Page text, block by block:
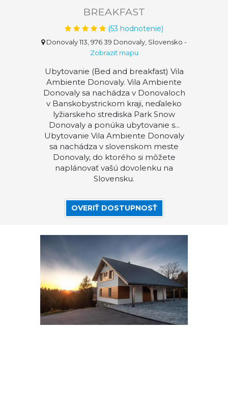
BREAKFAST
(53 hodnotenie)
Donovaly 113, 976 39 Donovaly, Slovensko -
Zobraziť mapu
Ubytovanie (Bed and breakfast) Vila
Ambiente Donovaly. Vila Ambiente
Donovaly sa nachádza v Donovaloch
v Banskobystrickom kraji, neďaleko
lyžiarskeho strediska Park Snow
Donovaly a ponúka ubytovanie s...
Ubytovanie Vila Ambiente Donovaly
sa nachádza v slovenskom meste
Donovaly, do ktorého si môžete
naplánovať vašú dovolenku na
Slovensku.
OVERIŤ DOSTUPNOSŤ